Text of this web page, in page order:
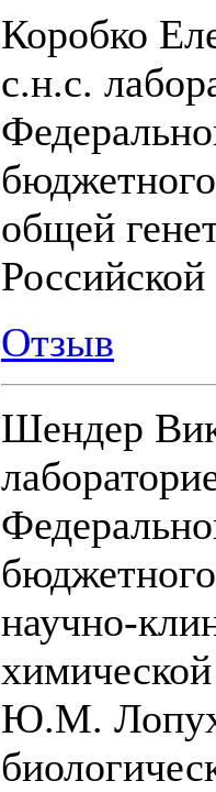
Коробко
с.н.с.
общей
Отзыв
Шендер
научно-
Ю.М.